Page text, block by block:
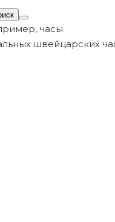
часы
швейцарских